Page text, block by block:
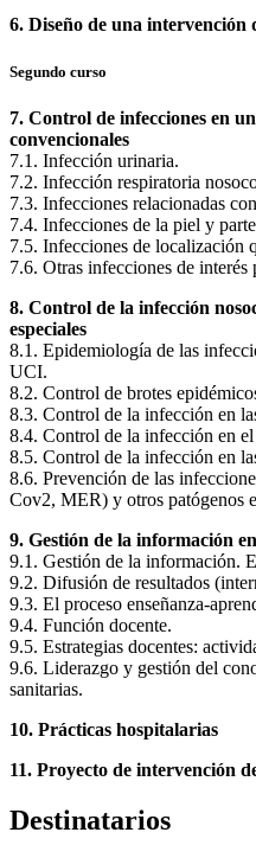
6. Diseño de una intervención
Segundo curso
7. Control de infecciones en
convencionales
7.1. Infección urinaria.
7.2. Infección respiratoria
7.3. Infecciones relacionadas
7.4. Infecciones de la piel y
7.5. Infecciones de localización
7.6. Otras infecciones de interés
8. Control de la infección
especiales
8.1. Epidemiología de las
UCI.
8.2. Control de brotes
8.3. Control de la infección en
8.4. Control de la infección en
8.5. Control de la infección en
8.6. Prevención de las
Cov2, MER) y otros patógenos
9. Gestión de la información
9.1. Gestión de la información.
9.2. Difusión de resultados
9.3. El proceso enseñanza-
9.4. Función docente.
9.5. Estrategias docentes:
9.6. Liderazgo y gestión del
sanitarias.
10. Prácticas hospitalarias
11. Proyecto de intervención
Destinatarios